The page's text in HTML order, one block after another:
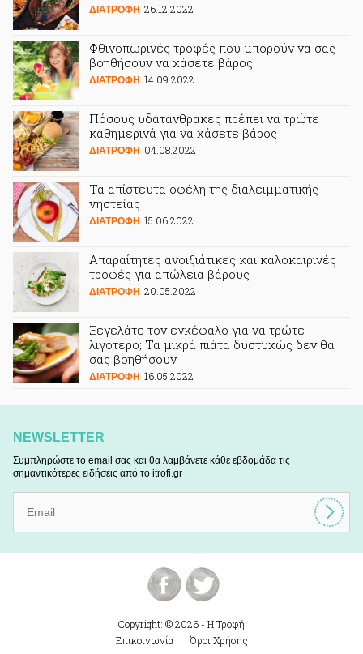
ΔΙΑΤΡΟΦΗ 26.12.2022
Φθινοπωρινές τροφές που μπορούν να σας
βοηθήσουν να χάσετε βάρος
ΔΙΑΤΡΟΦΗ 14.09.2022
Πόσους υδατάνθρακες πρέπει να τρώτε
καθημερινά για να χάσετε βάρος
ΔΙΑΤΡΟΦΗ 04.08.2022
Τα απίστευτα οφέλη της διαλειμματικής
νηστείας
ΔΙΑΤΡΟΦΗ 15.06.2022
Απαραίτητες ανοιξιάτικες και καλοκαιρινές
τροφές για απώλεια βάρους
ΔΙΑΤΡΟΦΗ 20.05.2022
Ξεγελάτε τον εγκέφαλο για να τρώτε
λιγότερο; Τα μικρά πιάτα δυστυχώς δεν θα
σας βοηθήσουν
ΔΙΑΤΡΟΦΗ 16.05.2022
NEWSLETTER
Συμπληρώστε το email σας και θα λαμβάνετε κάθε εβδομάδα τις
σημαντικότερες ειδήσεις από το itrofi.gr
Copyright: © 2026 - Η Τροφή
Επικοινωνία
Όροι Χρήσης